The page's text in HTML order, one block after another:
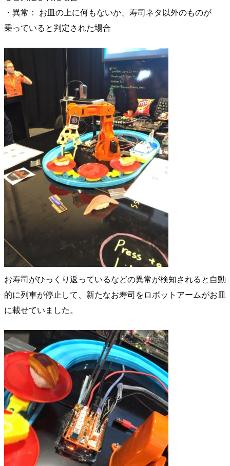
・異常： お皿の上に何もないか、寿司ネタ以外のものが
乗っていると判定された場合
お寿司がひっくり返っているなどの異常が検知されると自動
的に列車が停止して、新たなお寿司をロボットアームがお皿
に載せていました。